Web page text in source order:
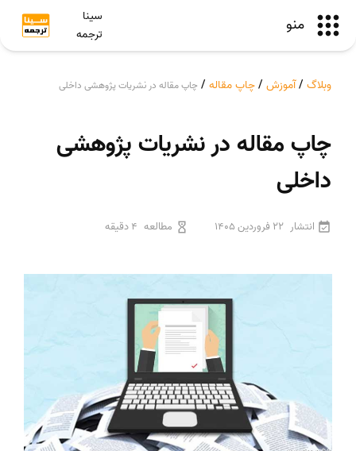
منو
سینا
ترجمه
وبلاگ /آموزش /چاپ مقاله / چاپ مقاله در نشریات پژوهشی داخلی
چاپ مقاله در نشریات پژوهشی
داخلی
انتشار 22 فروردین 1405 مطالعه 4 دقیقه